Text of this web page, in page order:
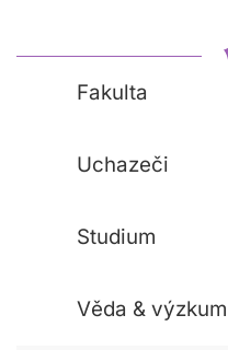
Fakulta
Uchazeči
Studium
Věda & výzkum